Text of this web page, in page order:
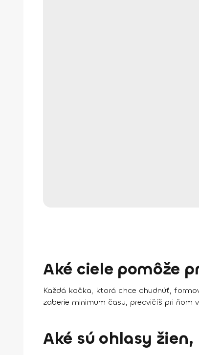
Aké ciele pomôže
Každá kočka, ktorá chce chudnúť,
zaberie minimum času, precvičíš pri
Aké sú ohlasy